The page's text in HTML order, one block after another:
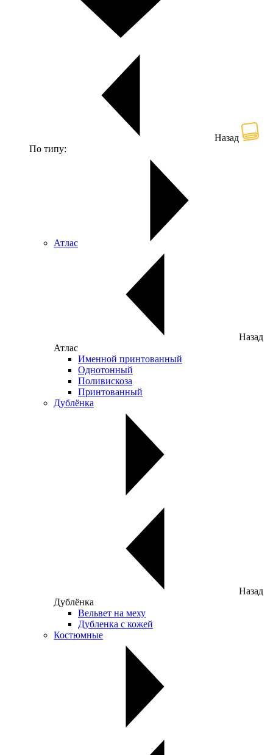
Назад
По типу:
Атлас
Назад
Атлас
Именной принтованный
Однотонный
Поливискоза
Принтованный
Дублёнка
Назад
Дублёнка
Вельвет на меху
Дубленка с кожей
Костюмные